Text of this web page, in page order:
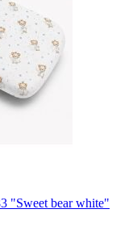
"Sweet bear white"